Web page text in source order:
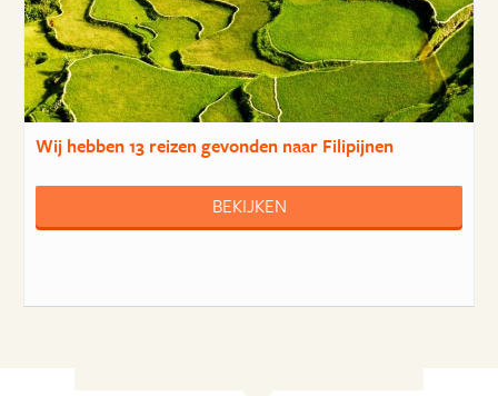
Wij hebben13 reizengevonden naar Filipijnen
BEKIJKEN